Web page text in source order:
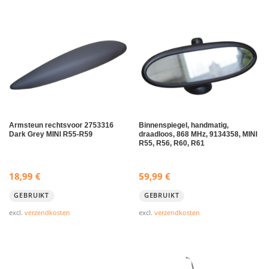
Armsteun rechtsvoor 2753316
Dark Grey MINI R55-R59
18,99 €
GEBRUIKT
excl. verzendkosten
Binnenspiegel, handmatig,
draadloos, 868 MHz, 9134358, MINI
R55, R56, R60, R61
59,99€
GEBRUIKT
excl.verzendkosten